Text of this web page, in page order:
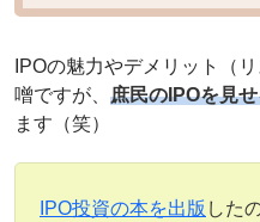
IPOの魅力やデメリット（
噌ですが、 庶民のIPOを見
ます（笑）
IPO投資の本を出版 した